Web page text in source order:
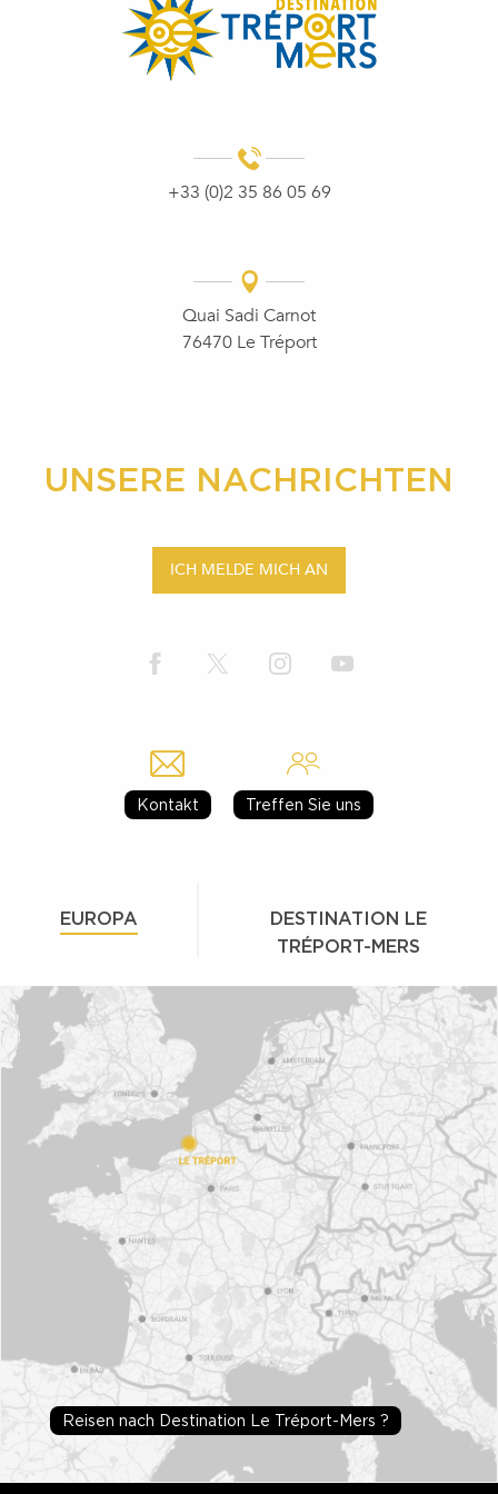
+33 (0)2 35 86 05 69
Quai Sadi Carnot
76470 Le Tréport
UNSERE NACHRICHTEN
ICH MELDE MICH AN
Kontakt Treffen Sie uns
EUROPA
DESTINATION LE
TRÉPORT-MERS
Reisen nach Destination Le Tréport-Mers ?